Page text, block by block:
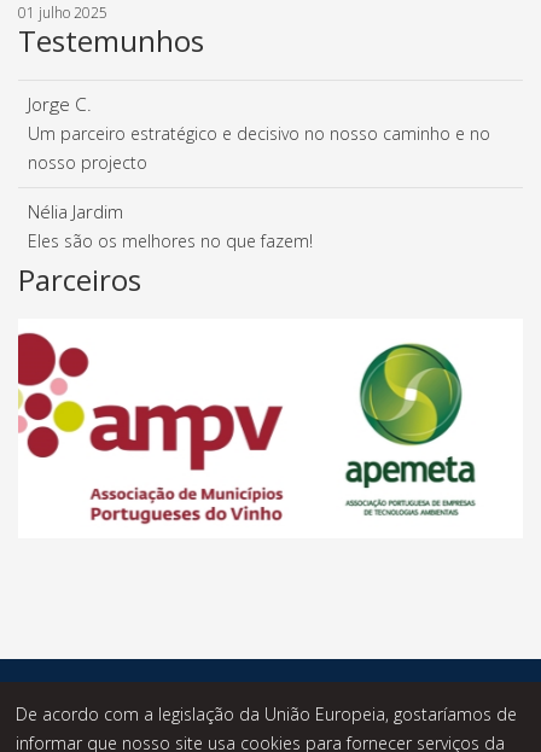
01 julho 2025
Testemunhos
Jorge C.
Um parceiro estratégico e decisivo no nosso caminho e no
nosso projecto
Nélia Jardim
Eles são os melhores no que fazem!
Parceiros
Reservados.
De acordo com a legislação da União Europeia, gostaríamos de
informar que nosso site usa cookies para fornecer serviços da